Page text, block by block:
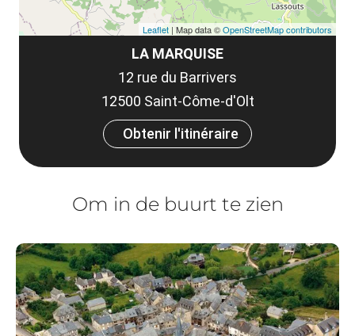
LA MARQUISE
12 rue du Barrivers
12500 Saint-Côme-d'Olt
Obtenir l'itinéraire
Leaflet | Map data ©OpenStreetMap contributors
Om in de buurt te zien